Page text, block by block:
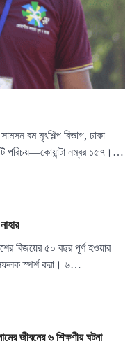
বম মৃৎশিল্প বিভাগ, ঢাকা
পরিচয়—কোয়ান্টা নম্বর ১৫৭।…
বিজয়ের ৫০ বছর পূর্ণ হওয়ার
স্পর্শ করা। ৬…
জীবনের ৬ শিক্ষণীয় ঘটনা